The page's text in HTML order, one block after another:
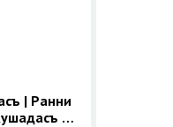
| Ранни
с